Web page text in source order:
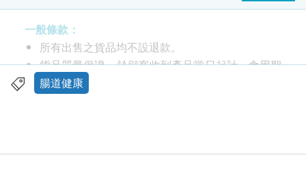
服用方法
作為膳食補充劑，每天服用2粒膠囊。
請勿超過兩粒每日
或按照專業醫療人員的指示服用。
儲存在乾爽環境，避免直接接觸陽光
一般條款：
所有出售之貨品均不設退款。
貨品質量保證，於顧客收到產品當日起計，食用期
應最少有12個月或以上。
腸道健康